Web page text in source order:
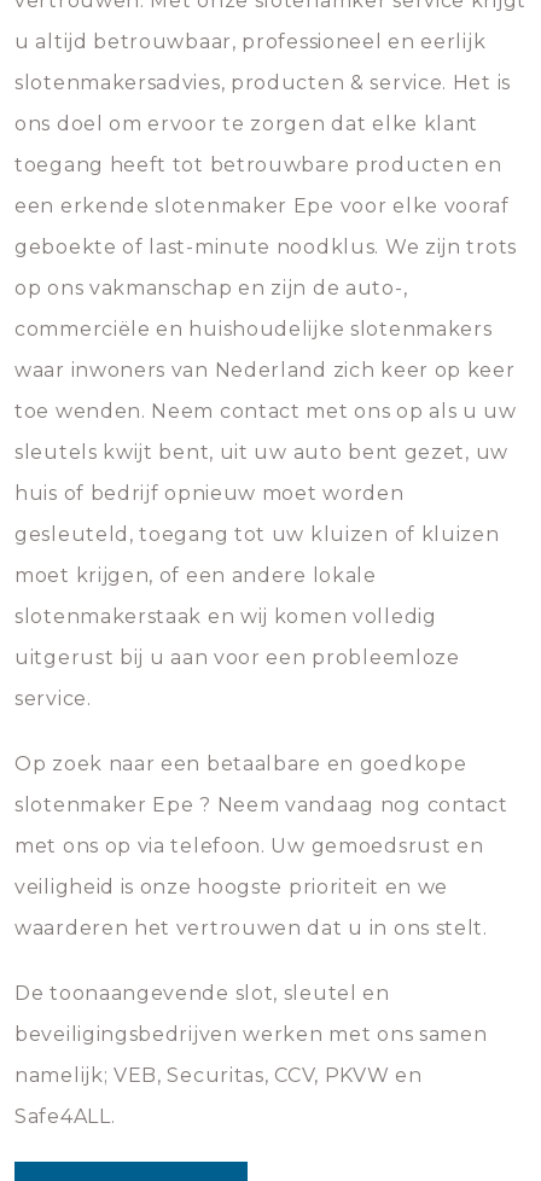
u altijd betrouwbaar, professioneel en eerlijk
slotenmakersadvies, producten & service. Het is
ons doel om ervoor te zorgen dat elke klant
toegang heeft tot betrouwbare producten en
een erkende slotenmaker Epe voor elke vooraf
geboekte of last-minute noodklus. We zijn trots
op ons vakmanschap en zijn de auto-,
commerciële en huishoudelijke slotenmakers
waar inwoners van Nederland zich keer op keer
toe wenden. Neem contact met ons op als u uw
sleutels kwijt bent, uit uw auto bent gezet, uw
huis of bedrijf opnieuw moet worden
gesleuteld, toegang tot uw kluizen of kluizen
moet krijgen, of een andere lokale
slotenmakerstaak en wij komen volledig
uitgerust bij u aan voor een probleemloze
service.
Op zoek naar een betaalbare en goedkope
slotenmaker Epe ? Neem vandaag nog contact
met ons op via telefoon. Uw gemoedsrust en
veiligheid is onze hoogste prioriteit en we
waarderen het vertrouwen dat u in ons stelt.
De toonaangevende slot, sleutel en
beveiligingsbedrijven werken met ons samen
namelijk; VEB, Securitas, CCV, PKVW en
Safe4ALL.